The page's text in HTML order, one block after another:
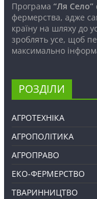
Програма “Ля Село”
фермерства, адже
країну на шляху до
зроблять усе, щоб
максимально
РОЗДІЛИ
АГРОТЕХНІКА
АГРОПОЛІТИКА
АГРОПРАВО
ЕКО-ФЕРМЕРСТВО
ТВАРИННИЦТВО